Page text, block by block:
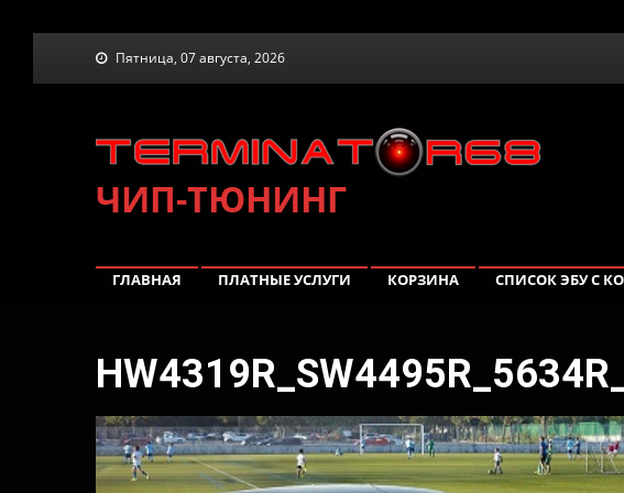
Пятница, 07 августа, 2026
ЧИП-ТЮНИНГ
ГЛАВНАЯ ПЛАТНЫЕ УСЛУГИ КОРЗИНА СПИСОК ЭБУ С